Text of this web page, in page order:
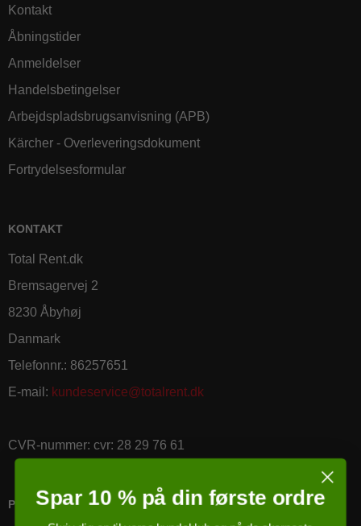
Kontakt
Åbningstider
Anmeldelser
Handelsbetingelser
Arbejdspladsbrugsanvisning (APB)
Kärcher - Overleveringsdokument
Fortrydelsesformular
KONTAKT
Total Rent.dk
Bremsagervej 2
8230 Åbyhøj
Danmark
Telefonnr.: 86257651
E-mail : kundeservice@totalrent.dk
CVR-nummer: cvr: 28 29 76 61
PRICERUNNER KØBSGARANTI
Spar 10 % på din første ordre